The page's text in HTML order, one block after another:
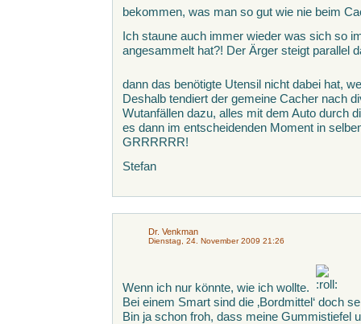
bekommen, was man so gut wie nie beim
Ich staune auch immer wieder was sich so
angesammelt hat?! Der Ärger steigt parallel
dann das benötigte Utensil nicht dabei hat,
Deshalb tendiert der gemeine Cacher nach
Wutanfällen dazu, alles mit dem Auto durch
es dann im entscheidenden Moment in
GRRRRRR!
Stefan
Dr. Venkman
Dienstag, 24. November 2009 21:26
Wenn ich nur könnte, wie ich wollte.
Bei einem Smart sind die ‚Bordmittel‘ doch
Bin ja schon froh, dass meine Gummistiefel